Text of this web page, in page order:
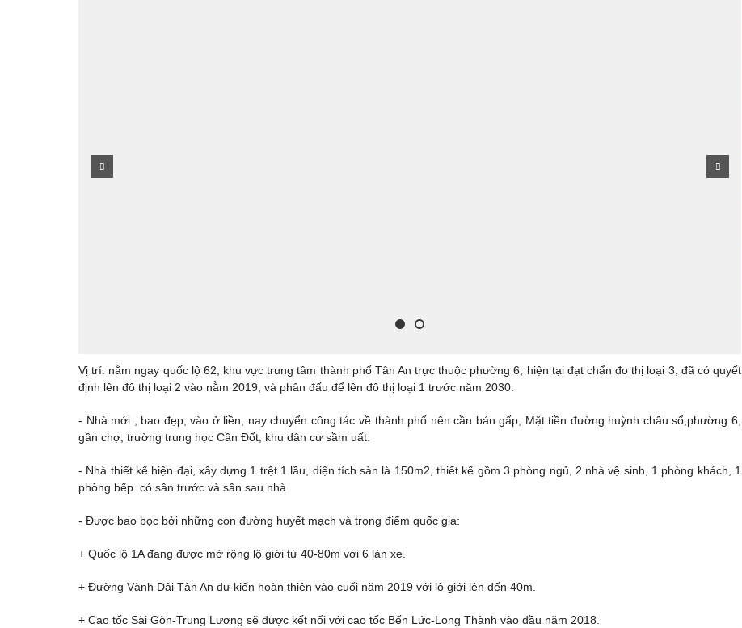
Vị trí: nằm ngay quốc lộ 62, khu vực trung tâm thành phố Tân An trực thuộc phường 6, hiện tại đạt chẩn đo thị loại 3, đã có quyết
định lên đô thị loại 2 vào nằm 2019, và phân đấu để lên đô thị loại 1 trước năm 2030.
- Nhà mới , bao đẹp, vào ở liền, nay chuyển công tác về thành phố nên cần bán gấp, Mặt tiền đường huỳnh châu sổ,phường 6,
gần chợ, trường trung học Cần Đốt, khu dân cư sầm uất.
- Nhà thiết kế hiện đại, xây dựng 1 trệt 1 lầu, diện tích sàn là 150m2, thiết kế gồm 3 phòng ngủ, 2 nhà vệ sinh, 1 phòng khách, 1
phòng bếp. có sân trước và sân sau nhà
- Được bao bọc bởi những con đường huyết mạch và trọng điểm quốc gia:
+ Quốc lộ 1A đang được mở rộng lộ giới từ 40-80m với 6 làn xe.
+ Đường Vành Dâi Tân An dự kiến hoàn thiện vào cuối năm 2019 với lộ giới lên đến 40m.
+ Cao tốc Sài Gòn-Trung Lương sẽ được kết nối với cao tốc Bến Lức-Long Thành vào đầu năm 2018.